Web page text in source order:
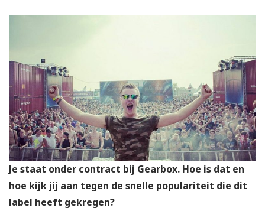
Je staat onder contract bij Gearbox. Hoe is dat en
hoe kijk jij aan tegen de snelle populariteit die dit
label heeft gekregen?